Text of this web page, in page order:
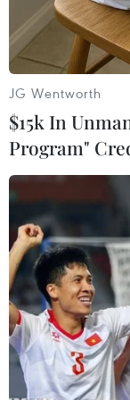
Nhóm nhạc
đã lập kỷ lục
vị trí quán
100" của
mới của nhóm
qua.
JG Wentworth
$15k In
Program"